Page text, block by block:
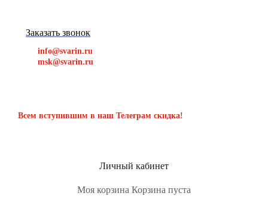
Заказать звонок
info@svarin.ru
msk@svarin.ru
Всем вступившим в наш Телеграм скидка!
Личный кабинет
Моя корзина Корзина пуста